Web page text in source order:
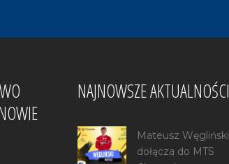
NAJNOWSZE AKTUALNOŚCI
Mateusz Węgliński
dołącza do MTS